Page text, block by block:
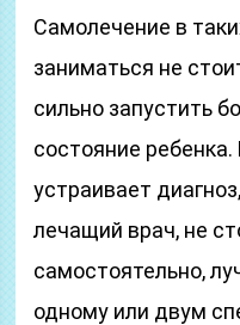
Самолечение в
заниматься не
сильно запустить
состояние
устраивает
лечащий врач, не
самостоятельно,
одному или двум